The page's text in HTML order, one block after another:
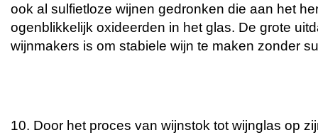
ook al sulfietloze wijnen gedronken die aan het
ogenblikkelijk oxideerden in het glas. De grote
wijnmakers is om stabiele wijn te maken zonder
10. Door het proces van wijnstok tot wijnglas op